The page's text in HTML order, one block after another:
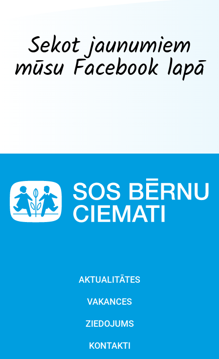
Sekot jaunumiem
mūsu Facebook lapā
AKTUALITĀTES
VAKANCES
ZIEDOJUMS
KONTAKTI